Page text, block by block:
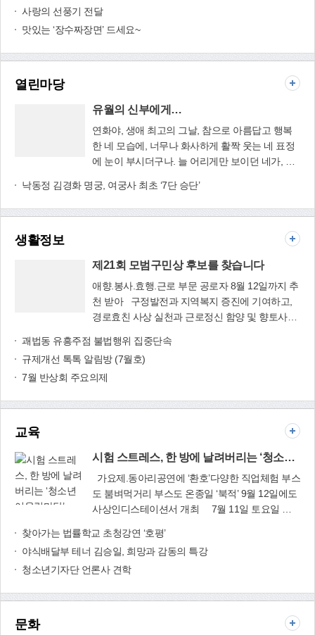
현장에서 발로 뛰는 우리 사상구의회를 만들어 나
가겠습니다.아울러 우리 구민들의 땀이 밴 세금이
적재적소에 쓰일 수 있도록 예산집행에 대한 감시
로 시대가 요구하는 변화의 물결을 잘 살피겠습니
다. 동료의원들과 머리를 맞대어 열심히 연구하고
고민을 거듭하여 구민 여러분들의 여망에 부응하
는 정책 제안을 하겠습니다. 사상구민 여러분!
구민과 집행부와 의회가 삼위일체가 되어 최선을
다한다면 우리 앞의 새로운 100년은 희망찬 미래
가 될 것이라고 확신합니다.사상구 발전이라는 큰
의 역량을 한데 모아 구민 여러분들의 기대를 저버
니다.끝으로 변함없는 ‘사상사랑’으로 많은 관심을
당부 드리며, 25만 사상구민 여러분들의 가정과 직
장에 건강과 행복이 함께하시길 기원 드립니다.
을 주민의 힘으로 도와주자는 취지에서 지역민의
자발적인 참여로 시작됐다. 그해 4월 회원 1명으로
사’로 활발한 활동을 벌이고 있다. 희망디딤돌 이
웃사랑나눔회에서는 복지사각지대 주민 15세대를
선정해 매월 후원금 5만원을 지원하는 ‘사랑더하
기 희망나누기 결연사업’을 펼치고 있다. 또 저소
득 홀로어르신의 말벗이 되어드리고 매주 안부도
확인하는 ‘민들레 홈씨(Home See) 돌봄사업’을 비
롯해, 새마을부녀회와 함께 건강 반찬을 제공하는
선해주는 ‘두루살피미 집수리사업’ 등을 역점 사업
봉사단체의 재능기부와 자원봉사를 이끌어내는
는 구치소 인근 저소득주민에게 후원금과 명절 차
례비용, 겨울철 난방비를 지원하는 ‘담장너머 사랑
나누기’를 실천하고 있다. 한전KDN 부산지사 직원
들은 에바다아동시설 후원, 집수리사업 자원봉사,
컴퓨터 수리 재능기부 등을 통해 복지공동체 만들
기에 적극 동참하고 있다. 우리동네 작은 자원봉사
센터인 ‘주례3동 자원봉사캠프’(2014년 9월 설립)
도 특별 프로그램을 운영하고 있다. 청소년들이 환
경보호를 위해 길바닥 껌 자국 위에 그림을 그리는
며, 봉사캠프에서 직접 재배한 유기농 콩나물을 저
업’을 7월부터 새로 시작했다. 이밖에 저소득 어르
신과 장애인들에게 무료 이.미용 서비스를 매월 제
공하는 ‘꽃보다 어르신 데이’뿐만 아니라, 지역 어
르신들에게 맛있는 중식을 대접하는 ‘건강면 데이
사업’, 홀몸 어르신들의 건강을 챙겨 드리는 ‘희망
두유 배달사업’도 좋은 반응을 얻고 있다. “사람과
사람을 이어주고, 지역 주민과 함께하고, 지역 자
눔회의 더욱더 왕성한 활동을 약속합니다. 우리 주
례3동이 사랑과 나눔이 있는 행복한 ‘희망마을’로
를 기다립니다.” 주례3동(☎310-3191)
사랑의 선풍기 전달
맛있는 ‘장수짜장면’ 드세요~
열린마당
유월의 신부에게…
게…
연화야, 생애 최고의 그날, 참으로 아름답고 행복
한 네 모습에, 너무나 화사하게 활짝 웃는 네 표정
에 눈이 부시더구나. 늘 어리게만 보이던 네가, 어
한 한 가정을 꾸리다니……. 아빠 대신 오빠 손을
잡고 신부 입장하던 너를 보고, 그래도 세상 그 어
는 잠시 눈시울이 붉어졌단다. 겉으론 아닌 척 해
하고 대견해 하는 네 엄마 표정에서 애써 눈물을
감추려는 그 맘을 읽을 수 있더구나. 세상에 하나
뿐인 여동생을 남에게 빼앗기듯, 신랑에게 넘겨주
고 돌아 나온 네 오빠는 흐르는 눈물을 주체할 수
자식들을 두고 네 아빠는 어찌 눈을 감을 수 있었
던지……. 그날, 날벼락 현실 앞에서 엉엉 울음을
터뜨리던 어린 너희 남매의 모습이 지금도 눈에 선
아줄 아빠가 계셨다면, 엄마의 옆자리를 채워줄 든
든한 아빠가 계셨다면……. 이모도 네 아빠의 빈자
리가 새삼 크게 느껴져 허전하기만 한데, 너 역시
도 아빠 생각이 무척 많았겠구나. 착한 연화야, 엄
마를 더 많이 보듬거라. 혼자서 어린 남매를 부둥
켜안고, 기나긴 인고의 삶을 헤쳐 온 너희 엄마를
이제 네 배필과 함께 두 몫으로 끌어안거라. 넌 원
래 네 엄마에게 더할 수 없이 착한 딸이긴 하지만
말야. “딸을 어찌나 잘 키워 주셨는지, 고맙습니다.
정말 고맙습니다.” 사돈 어르신들의 진심 어린 칭
찬과 인사말에 이모는 얼마나 뿌듯하고 자랑스럽
을 책임지는 소방공무원과 환상적인 부부의 연을
항상 배려하고 섬기거라. 항상 위하고 아끼거라.
낙동정 김경화 명궁, 여궁사 최초 ‘7단 승단’
생활정보
제21회 모범구민상 후보를 찾습니다
상 후보를 찾습
애향.봉사.효행.근로 부문 공로자 8월 12일까지 추
천 받아 구정발전과 지역복지 증진에 기여하고,
경로효친 사상 실천과 근로정신 함양 및 향토사회
해로 21회째 맞는 모범구민상은 애향.봉사.효행.근
로 등 4개 부문에 1명씩 총 4명을 시상(10월 10일
사상강변축제 개막식 때 시상 예정)할 계획이다.
상구에서 3년 이상 거주하고 있는 구민을 추천대
상으로 한다. 애향부문은 본인 또는 부모가 구 관
내에서 출생하여 3년 이상 거주하고 있거나 거주
하였던 자, 출생한 사실은 없으나 구 관내에서 20
년 이상 거주하고 있는 자를 추천할 수 있다. 후보
자 추천서와 후보자 신상명세서, 개인정보이용 동
의서, 공적내용을 입증할 수 있는 증빙서류 등을
우편 또는 방문 접수하면 된다. 자치행정과
(☎310-4116)
괘법동 유흥주점 불법행위 집중단속
규제개선 톡톡 알림방 (7월호)
7월 반상회 주요의제
교육
시험 스트레스, 한 방에 날려버리는 ‘청소년어울림마당’
한 방에 날려버
리는 ‘청소년어
울림마당’
가요제.동아리공연에 ‘환호’다양한 직업체험 부스
도 붐벼먹거리 부스도 온종일 ‘북적’ 9월 12일에도
사상인디스테이션서 개최 7월 11일 토요일 오
한 ‘CATs 사상인디스테이션’이 크게 북적였다. 끼
와 열정이 넘치는 청소년들을 위한 축제인 ‘제3회
사상강변 청소년어울림마당 - 악(樂)소리 나는 토
년가요제가 진행됐으며, 밖에서는 청소년들의 미
래 꿈 찾기에 도움을 주는 다양한 체험 부스가 마
찾아가는 법률학교 초청강연 ‘호평’
야식배달부 테너 김승일, 희망과 감동의 특강
청소년기자단 언론사 견학
문화